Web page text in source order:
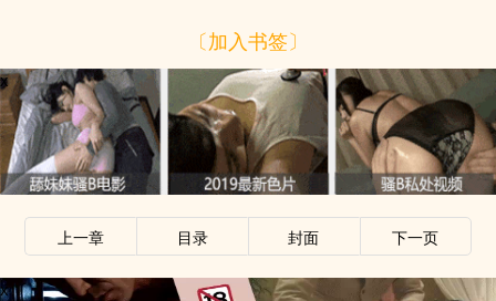
〔加入书签〕
x
上一章 目录 封面 下一页
x